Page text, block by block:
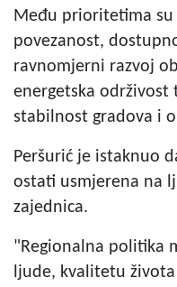
Među prioritetima
povezanost,
ravnomjerni razvoj
energetska održivost
stabilnost gradova i
Peršurić je istaknuo
ostati usmjerena na
zajednica.
"Regionalna politika
ljude, kvalitetu